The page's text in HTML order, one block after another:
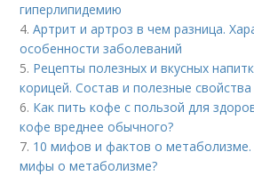
гиперлипидемию
4.Артрит и артроз в чем разница.
особенности заболеваний
5. Рецепты полезных и вкусных
корицей. Состав и полезные
6. Как пить кофе с пользой для
кофе вреднее обычного?
7. 10 мифов и фактов о
мифы о метаболизме?